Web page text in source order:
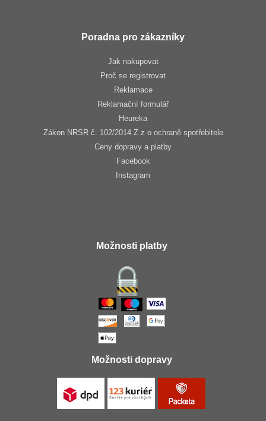
Poradna pro zákazníky
Jak nakupovat
Proč se registrovat
Reklamace
Reklamační formulář
Heureka
Zákon NRSR č. 102/2014 Z.z o ochraně spotřebitele
Ceny dopravy a platby
Facebook
Instagram
Možnosti platby
Možnosti dopravy